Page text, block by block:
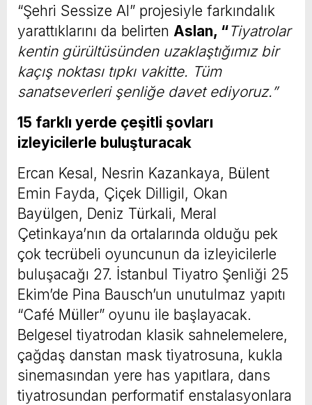
“Şehri Sessize Al” projesiyle farkındalık
yarattıklarını da belirten Aslan, “Tiyatrolar
kentin gürültüsünden uzaklaştığımız bir
kaçış noktası tıpkı vakitte. Tüm
sanatseverleri şenliğe davet ediyoruz.”
15 farklı yerde çeşitli şovları
izleyicilerle buluşturacak
Ercan Kesal, Nesrin Kazankaya, Bülent
Emin Fayda, Çiçek Dilligil, Okan
Bayülgen, Deniz Türkali, Meral
Çetinkaya’nın da ortalarında olduğu pek
çok tecrübeli oyuncunun da izleyicilerle
buluşacağı 27. İstanbul Tiyatro Şenliği 25
Ekim’de Pina Bausch’un unutulmaz yapıtı
“Café Müller” oyunu ile başlayacak.
Belgesel tiyatrodan klasik sahnelemelere,
çağdaş danstan mask tiyatrosuna, kukla
sinemasından yere has yapıtlara, dans
tiyatrosundan performatif enstalasyonlara